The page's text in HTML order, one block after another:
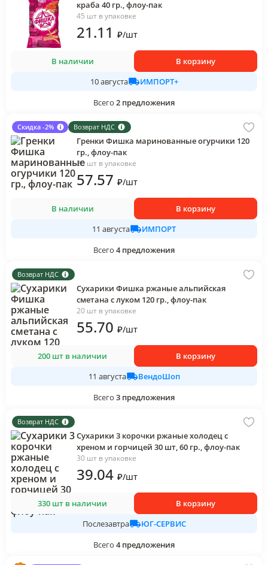
краба 40 гр., флоу-пак
45 шт в упаковке
21.11 ₽/шт
В наличии
В корзину
10 августа
ИМПОРТ+
Всего 2 предложения
Скидка -2% Возврат НДС
Гренки Фишка маринованные огурчики 120
гр., флоу-пак
20 шт в упаковке
57.57 ₽/шт
В наличии
В корзину
11 августа
ИМПОРТ
Всего 4 предложения
Возврат НДС
Сухарики Фишка ржаные альпийская
сметана с луком 120 гр., флоу-пак
20 шт в упаковке
55.70 ₽/шт
200 шт в наличии
В корзину
11 августа
ВендоШоп
Всего 3 предложения
Возврат НДС
Сухарики 3 корочки ржаные холодец с
хреном и горчицей 30 шт, 60 гр., флоу-пак
30 шт в упаковке
39.04 ₽/шт
330 шт в наличии
В корзину
Послезавтра
ЮГ-СЕРВИС
Всего 4 предложения